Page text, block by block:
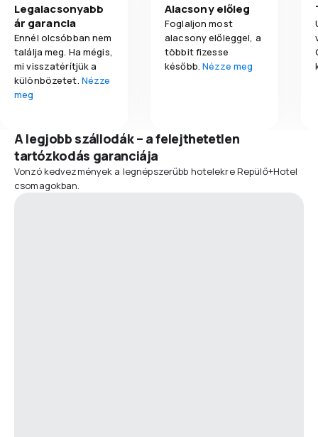
Legalacsonyabb
ár garancia
Ennél olcsóbban nem
találja meg. Ha mégis,
mi visszatérítjük a
különbözetet. Nézze
meg
Alacsony előleg
Foglaljon most
alacsony előleggel, a
többit fizesse
később.Nézze meg
A legjobb szállodák – a felejthetetlen
tartózkodás garanciája
Vonzó kedvezmények a legnépszerűbb hotelekre Repülő+Hotel
csomagokban.